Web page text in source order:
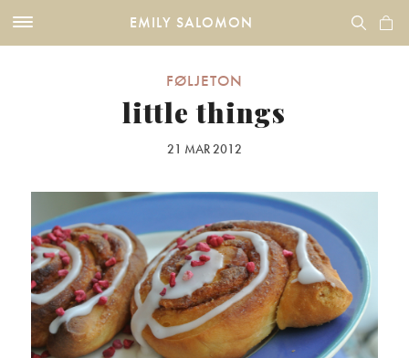
EMILY SALOMON
FØLJETON
little things
21 MAR 2012